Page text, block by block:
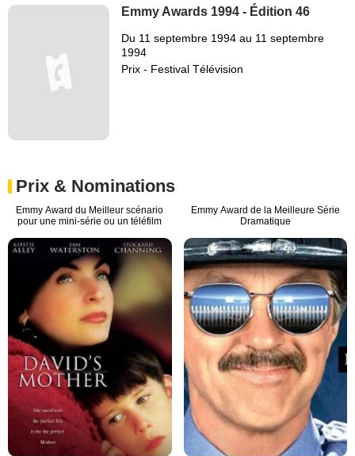
Emmy Awards 1994 - Édition 46
Du 11 septembre 1994 au 11 septembre
1994
Prix - Festival Télévision
Prix & Nominations
Emmy Award du Meilleur scénario
pour une mini-série ou un téléfilm
Emmy Award de la Meilleure Série
Dramatique